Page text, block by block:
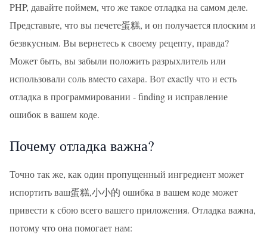
PHP, давайте поймем, что же такое отладка на самом деле.
Представьте, что вы печете蛋糕, и он получается плоским и
безвкусным. Вы вернетесь к своему рецепту, правда?
Может быть, вы забыли положить разрыхлитель или
использовали соль вместо сахара. Вот exactly что и есть
отладка в программировании - finding и исправление
ошибок в вашем коде.
Почему отладка важна?
Точно так же, как один пропущенный ингредиент может
испортить ваш蛋糕,小小的 ошибка в вашем коде может
привести к сбою всего вашего приложения. Отладка важна,
потому что она помогает нам: